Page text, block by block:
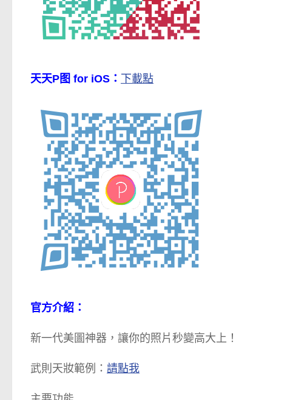
天天P图 for iOS： 下載點
官方介紹：
新一代美圖神器，讓你的照片秒變高大上！
武則天妝範例： 請點我